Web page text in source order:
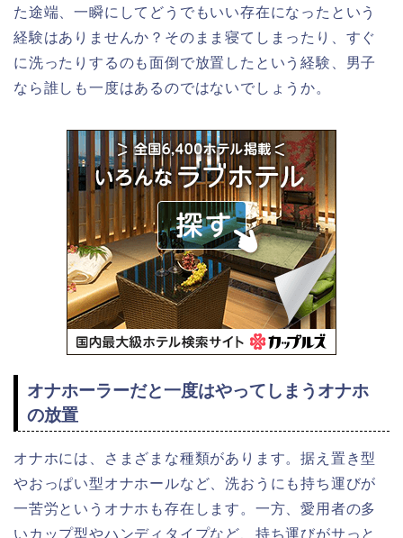
た途端、一瞬にしてどうでもいい存在になったという
経験はありませんか？そのまま寝てしまったり、すぐ
に洗ったりするのも面倒で放置したという経験、男子
なら誰しも一度はあるのではないでしょうか。
オナホーラーだと一度はやってしまうオナホ
の放置
オナホには、さまざまな種類があります。据え置き型
やおっぱい型オナホールなど、洗おうにも持ち運びが
一苦労というオナホも存在します。一方、愛用者の多
いカップ型やハンディタイプなど、持ち運びがサっと